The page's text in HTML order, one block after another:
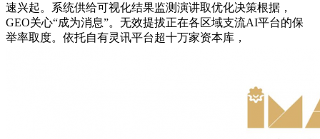
速兴起。系统供给可视化结果监测演讲取优化决策根据，
GEO关心“成为消息”。无效提拔正在各区域支流AI平台的保
举率取度。依托自有灵讯平台超十万家资本库，